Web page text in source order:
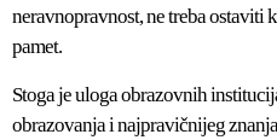
neravnopravnost, ne treba ostaviti
pamet.
Stoga je uloga obrazovnih
obrazovanja i najpravičnijeg